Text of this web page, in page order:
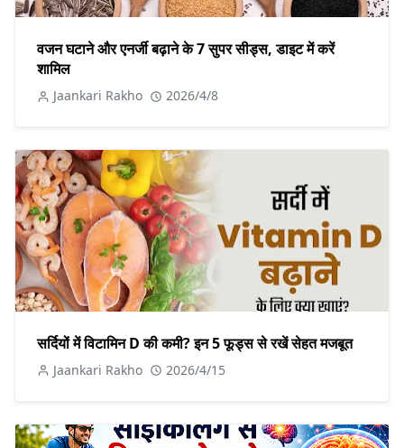
वजन घटाने और एनर्जी बढ़ाने के 7 सुपर सीड्स, डाइट में करें
शामिल
Jaankari Rakho 2026/4/8
सर्दियों में विटामिन D की कमी? इन 5 फूड्स से रखें सेहत मजबूत
Jaankari Rakho 2026/4/15